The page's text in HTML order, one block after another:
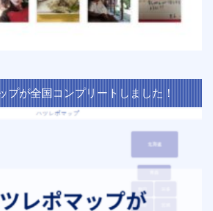
プが全国コンプリートしました！